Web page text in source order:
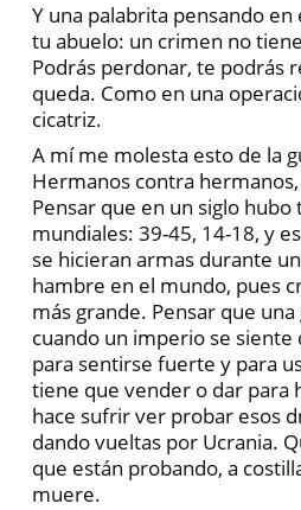
Y una palabrita pensando
tu abuelo: un crimen no
Podrás perdonar, te podrás
queda. Como en una
cicatriz.
A mí me molesta esto de la
Hermanos contra
Pensar que en un siglo
mundiales: 39-45, 14-18, y
se hicieran armas durante
hambre en el mundo, pues
más grande. Pensar que
cuando un imperio se siente
para sentirse fuerte y para
tiene que vender o dar para
hace sufrir ver probar esos
dando vueltas por Ucrania.
que están probando, a
muere.